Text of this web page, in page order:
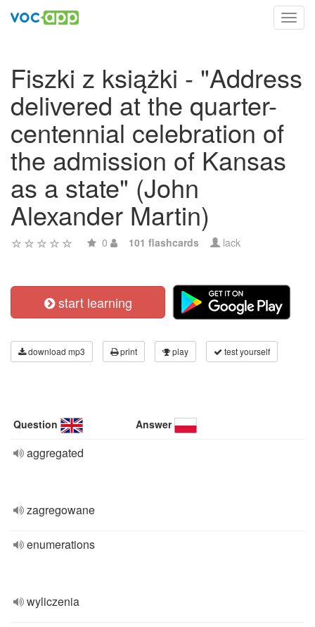
Fiszki z książki - "Address
delivered at the quarter-
centennial celebration of
the admission of Kansas
as a state" (John
Alexander Martin)
0 101 flashcards lack
start learning
download mp3 print play test yourself
Question Answer
aggregated
zagregowane
enumerations
wyliczenia